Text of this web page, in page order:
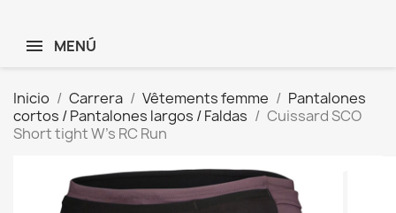
MENÚ
Inicio Carrera Vêtements femme
Pantalones
cortos / Pantalones largos / Faldas
Cuissard SCO
Short tight W's RC Run